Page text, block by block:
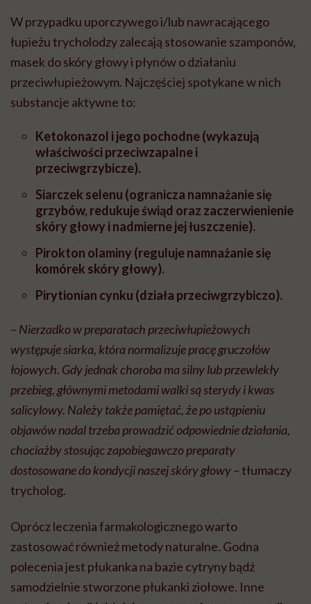
W przypadku uporczywego i/lub nawracającego
łupieżu trycholodzy zalecają stosowanie szamponów,
masek do skóry głowy i płynów o działaniu
przeciwłupieżowym. Najczęściej spotykane w nich
substancje aktywne to:
Ketokonazol i jego pochodne (wykazują
właściwości przeciwzapalne i
przeciwgrzybicze).
Siarczek selenu (ogranicza namnażanie się
grzybów, redukuje świąd oraz zaczerwienienie
skóry głowy i nadmierne jej łuszczenie).
Pirokton olaminy (reguluje namnażanie się
komórek skóry głowy).
Pirytionian cynku (działa przeciwgrzybiczo).
– Nierzadko w preparatach przeciwłupieżowych
występuje siarka, która normalizuje pracę gruczołów
łojowych. Gdy jednak choroba ma silny lub przewlekły
przebieg, głównymi metodami walki są sterydy i kwas
salicylowy. Należy także pamiętać, że po ustąpieniu
objawów nadal trzeba prowadzić odpowiednie działania,
chociażby stosując zapobiegawczo preparaty
dostosowane do kondycji naszej skóry głowy –tłumaczy
trycholog.
Oprócz leczenia farmakologicznego warto
zastosować również metody naturalne. Godna
polecenia jest płukanka na bazie cytryny bądź
samodzielnie stworzone płukanki ziołowe. Inne